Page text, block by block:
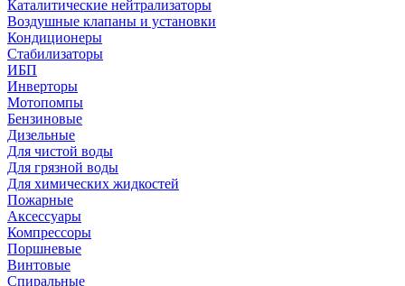
Каталитические нейтрализаторы
Воздушные клапаны и установки
Кондиционеры
Стабилизаторы
ИБП
Инверторы
Мотопомпы
Бензиновые
Дизельные
Для чистой воды
Для грязной воды
Для химических жидкостей
Пожарные
Аксессуары
Компрессоры
Поршневые
Винтовые
Спиральные